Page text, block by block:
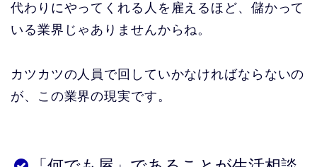
代わりにやってくれる人を雇えるほど、儲かって
いる業界じゃありませんからね。
カツカツの人員で回していかなければならないの
が、この業界の現実です。